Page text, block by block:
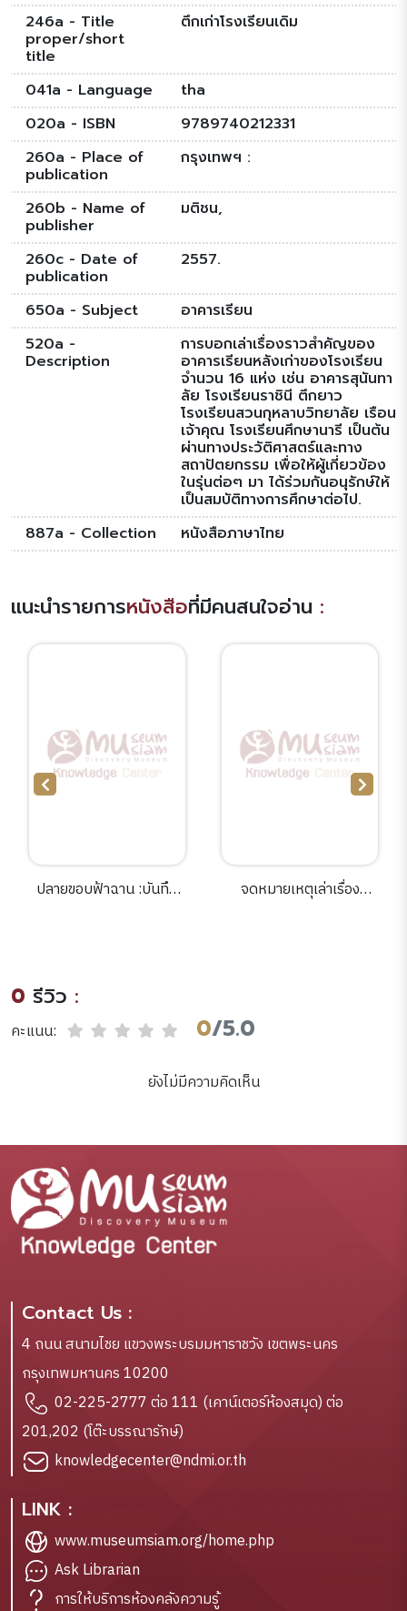
246a - Title
proper/short
title
ตึกเก่าโรงเรียนเดิม
041a - Language
tha
020a - ISBN
9789740212331
260a - Place of
publication
กรุงเทพฯ :
260b - Name of
publisher
มติชน,
260c - Date of
publication
2557.
650a - Subject
อาคารเรียน
520a -
Description
การบอกเล่าเรื่องราวสำคัญของ
อาคารเรียนหลังเก่าของโรงเรียน
จำนวน 16 แห่ง เช่น อาคารสุนันทา
ลัย โรงเรียนราชินี ตึกยาว
โรงเรียนสวนกุหลาบวิทยาลัย เรือน
เจ้าคุณ โรงเรียนศึกษานารี เป็นต้น
ผ่านทางประวัติศาสตร์และทาง
สถาปัตยกรรม เพื่อให้ผู้เกี่ยวข้อง
ในรุ่นต่อๆ มา ได้ร่วมกันอนุรักษ์ให้
เป็นสมบัติทางการศึกษาต่อไป.
887a - Collection
หนังสือภาษาไทย
แนะนำรายการหนังสือที่มีคนสนใจอ่าน :
ปลายขอบฟ้าฉาน :บันทึก
และนวลแก้ว บูรพวัฒน์.
จดหมายเหตุเล่าเรื่อง
0 รีวิว :
คะแนน: 0/5.0
ยังไม่มีความคิดเห็น
Contact Us :
4 ถนน สนามไชย แขวงพระบรมมหาราชวัง เขตพระนคร
กรุงเทพมหานคร 10200
02-225-2777 ต่อ 111 (เคาน์เตอร์ห้องสมุด) ต่อ
201,202 (โต๊ะบรรณารักษ์)
knowledgecenter@ndmi.or.th
LINK :
www.museumsiam.org/home.php
Ask Librarian
การให้บริการห้องคลังความรู้